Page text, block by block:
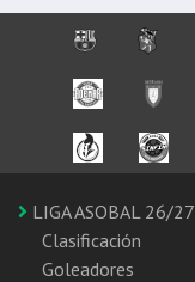
LIGA ASOBAL 26/27
Clasificación
Goleadores